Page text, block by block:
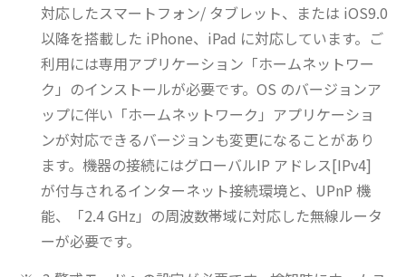
対応したスマートフォン/ タブレット、または iOS9.0
以降を搭載した iPhone、iPad に対応しています。ご
利用には専用アプリケーション「ホームネットワー
ク」のインストールが必要です。OS のバージョンア
ップに伴い「ホームネットワーク」アプリケーショ
ンが対応できるバージョンも変更になることがあり
ます。機器の接続にはグローバルIP アドレス[IPv4]
が付与されるインターネット接続環境と、UPnP 機
能、「2.4 GHz」の周波数帯域に対応した無線ルータ
ーが必要です。